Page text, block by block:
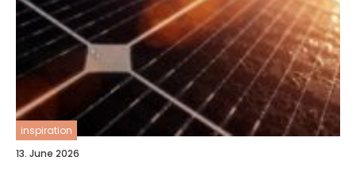
inspiration
13. June 2026